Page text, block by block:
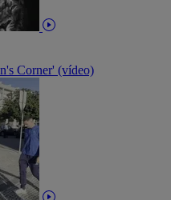
Corner' (vídeo)